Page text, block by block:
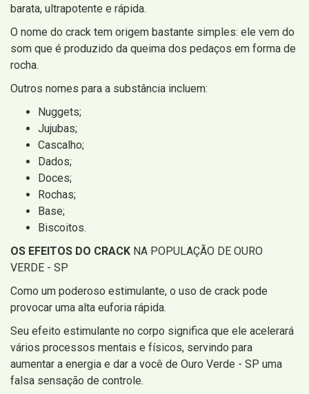
barata, ultrapotente e rápida.
O nome do crack tem origem bastante simples: ele vem do
som que é produzido da queima dos pedaços em forma de
rocha.
Outros nomes para a substância incluem:
Nuggets;
Jujubas;
Cascalho;
Dados;
Doces;
Rochas;
Base;
Biscoitos.
OS EFEITOS DO CRACK NA POPULAÇÃO DE OURO
VERDE - SP
Como um poderoso estimulante, o uso de crack pode
provocar uma alta euforia rápida.
Seu efeito estimulante no corpo significa que ele acelerará
vários processos mentais e físicos, servindo para
aumentar a energia e dar a você de Ouro Verde - SP uma
falsa sensação de controle.